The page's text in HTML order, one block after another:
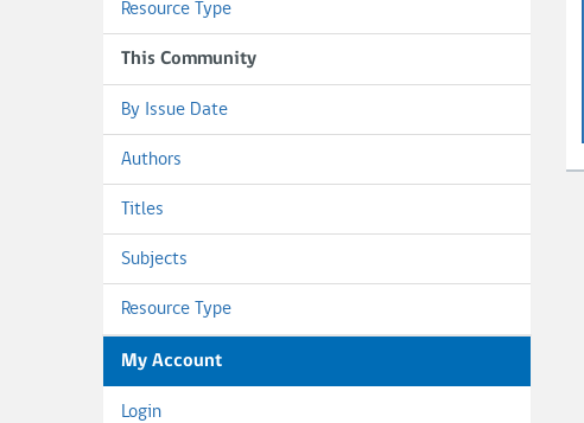
Resource Type
This Community
By Issue Date
Authors
Titles
Subjects
Resource Type
My Account
Login